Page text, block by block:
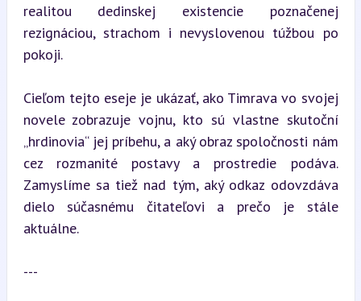
realitou dedinskej existencie poznačenej
rezignáciou, strachom i nevyslovenou túžbou po
pokoji.
Cieľom tejto eseje je ukázať, ako Timrava vo svojej
novele zobrazuje vojnu, kto sú vlastne skutoční
„hrdinovia“ jej príbehu, a aký obraz spoločnosti nám
cez rozmanité postavy a prostredie podáva.
Zamyslíme sa tiež nad tým, aký odkaz odovzdáva
dielo súčasnému čitateľovi a prečo je stále
aktuálne.
---